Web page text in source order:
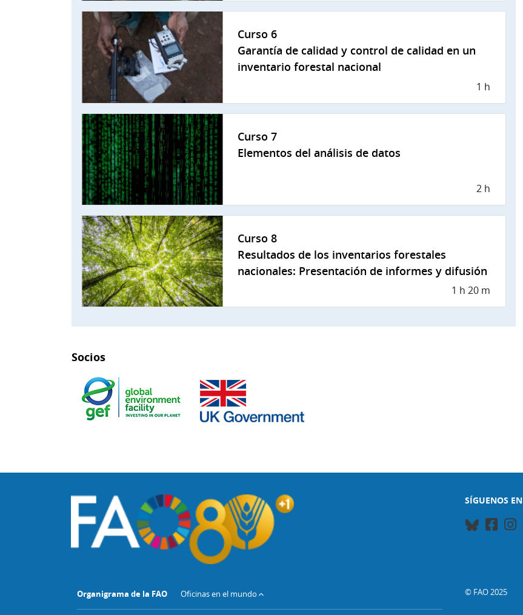
Curso 6
Garantía de calidad y control de calidad en un
inventario forestal nacional
1 h
Curso 7
Elementos del análisis de datos
2 h
Curso 8
Resultados de los inventarios forestales
nacionales: Presentación de informes y difusión
1 h 20 m
Socios
SÍGUENOS EN
Organigrama de la FAO Oficinas en el mundo © FAO 2025